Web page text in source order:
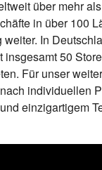
über mehr
in über 100
In
insgesamt 50
Für unser
individuellen
einzigartigem